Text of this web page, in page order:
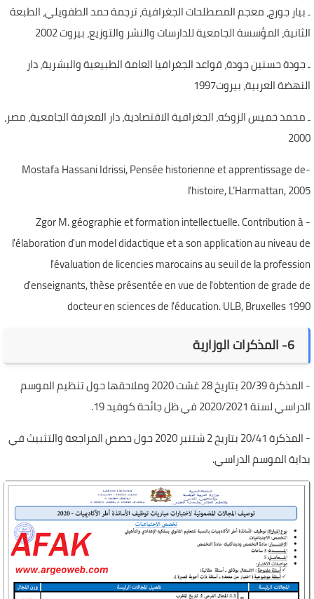
ـ بيار جورج، معجم المصطلحات الجغرافية، ترجمة حمد الطفويلي، الطبعة
الثانية، المؤسسة الجامعية للدارسات والنشر والتوزيع، بيروت 2002
ـ جودة حسنين جودة، قواعد الجغرافيا العامة الطبيعية والبشرية، دار
النهضة العربية، بيروت1997
ـ محمد خميس الزوكه، الجغرافية الاقتصادية، دار المعرفة الجامعية، مصر،
2000
-Mostafa Hassani Idrissi, Pensée historienne et apprentissage de
l’histoire, L’Harmattan, 2005
- Zgor M. géographie et formation intellectuelle. Contribution à
l'élaboration d'un model didactique et a son application au niveau de
l'évaluation de licencies marocains au seuil de la profession
d'enseignants, thèse présentée en vue de l'obtention de grade de
docteur en sciences de l'éducation. ULB, Bruxelles 1990
6- المذكرات الوزارية
- المذكرة 20/39 بتاريخ 28 غشت 2020 وملاحقها حول تنظيم الموسم
الدراسي لسنة 2020/2021 في ظل جائحة كوفيد 19.
- المذكرة 20/41 بتاريخ 2 شتنبر 2020 حول حصص المراجعة والتثبيث في
بداية الموسم الدراسي.